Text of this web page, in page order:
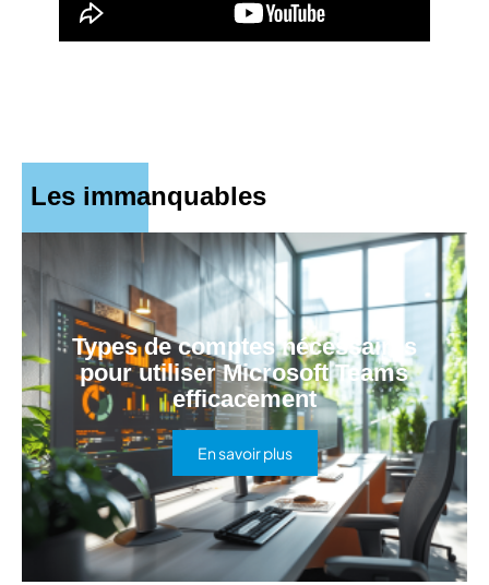
Les immanquables
Types de comptes nécessaires
pour utiliser Microsoft Teams
efficacement
En savoir plus